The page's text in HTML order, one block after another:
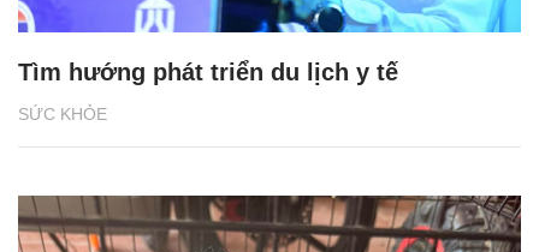
SỨC KHỎE
Tìm hướng phát triển du lịch y tế